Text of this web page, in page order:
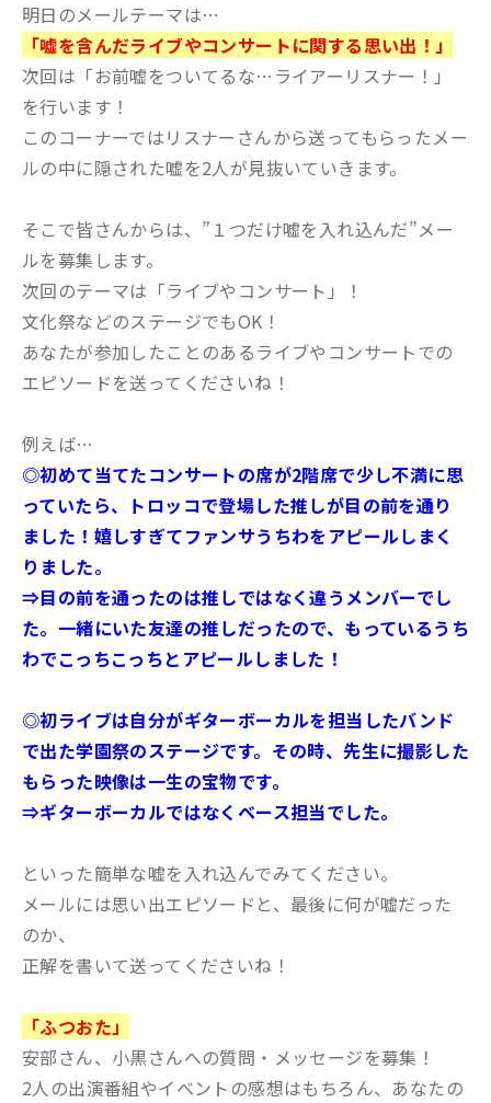
明日のメールテーマは…
「嘘を含んだライブやコンサートに関する思い出！」
次回は「お前嘘をついてるな…ライアーリスナー！」
を行います！
このコーナーではリスナーさんから送ってもらったメー
ルの中に隠された嘘を2人が見抜いていきます。
そこで皆さんからは、”１つだけ嘘を入れ込んだ”メー
ルを募集します。
次回のテーマは「ライブやコンサート」！
文化祭などのステージでもOK！
あなたが参加したことのあるライブやコンサートでの
エピソードを送ってくださいね！
例えば…
◎初めて当てたコンサートの席が2階席で少し不満に思
っていたら、トロッコで登場した推しが目の前を通り
ました！嬉しすぎてファンサうちわをアピールしまく
りました。
⇒目の前を通ったのは推しではなく違うメンバーでし
た。一緒にいた友達の推しだったので、もっているうち
わでこっちこっちとアピールしました！
◎初ライブは自分がギターボーカルを担当したバンド
で出た学園祭のステージです。その時、先生に撮影した
もらった映像は一生の宝物です。
⇒ギターボーカルではなくベース担当でした。
といった簡単な嘘を入れ込んでみてください。
メールには思い出エピソードと、最後に何が嘘だった
のか、
正解を書いて送ってくださいね！
「ふつおた」
安部さん、小黒さんへの質問・メッセージを募集！
2人の出演番組やイベントの感想はもちろん、あなたの